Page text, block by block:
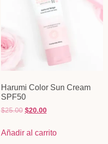
Harumi Color Sun Cream
SPF50
$25.00 $20.00
Añadir al carrito